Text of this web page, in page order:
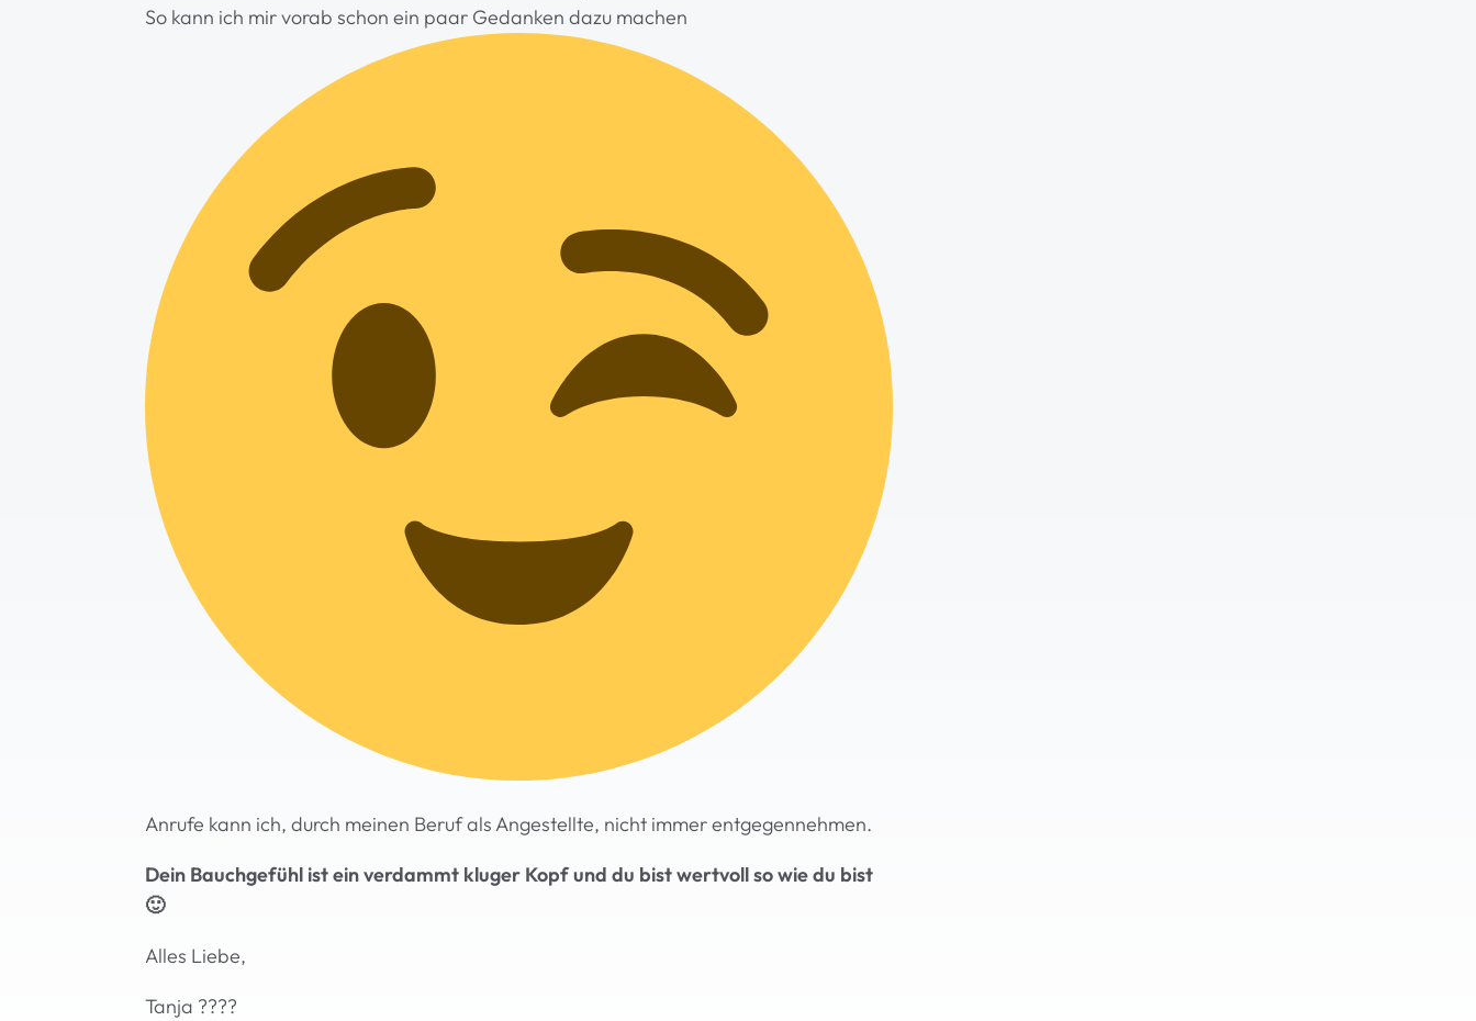
So kann ich mir vorab schon ein paar Gedanken dazu machen
Anrufe kann ich, durch meinen Beruf als Angestellte, nicht immer entgegennehmen.
Dein Bauchgefühl ist ein verdammt kluger Kopf und du bist wertvoll so wie du bist
🙂
Alles Liebe,
Tanja ????